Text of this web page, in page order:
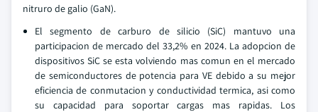
nitruro de galio (GaN).
El segmento de carburo de silicio (SiC) mantuvo una
participacion de mercado del 33,2% en 2024. La adopcion de
dispositivos SiC se esta volviendo mas comun en el mercado
de semiconductores de potencia para VE debido a su mejor
eficiencia de conmutacion y conductividad termica, asi como
su capacidad para soportar cargas mas rapidas. Los